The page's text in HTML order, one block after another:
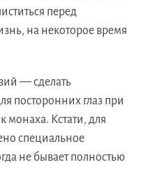
перед
на некоторое время
— сделать
посторонних глаз при
монаха. Кстати, для
специальное
не бывает полностью